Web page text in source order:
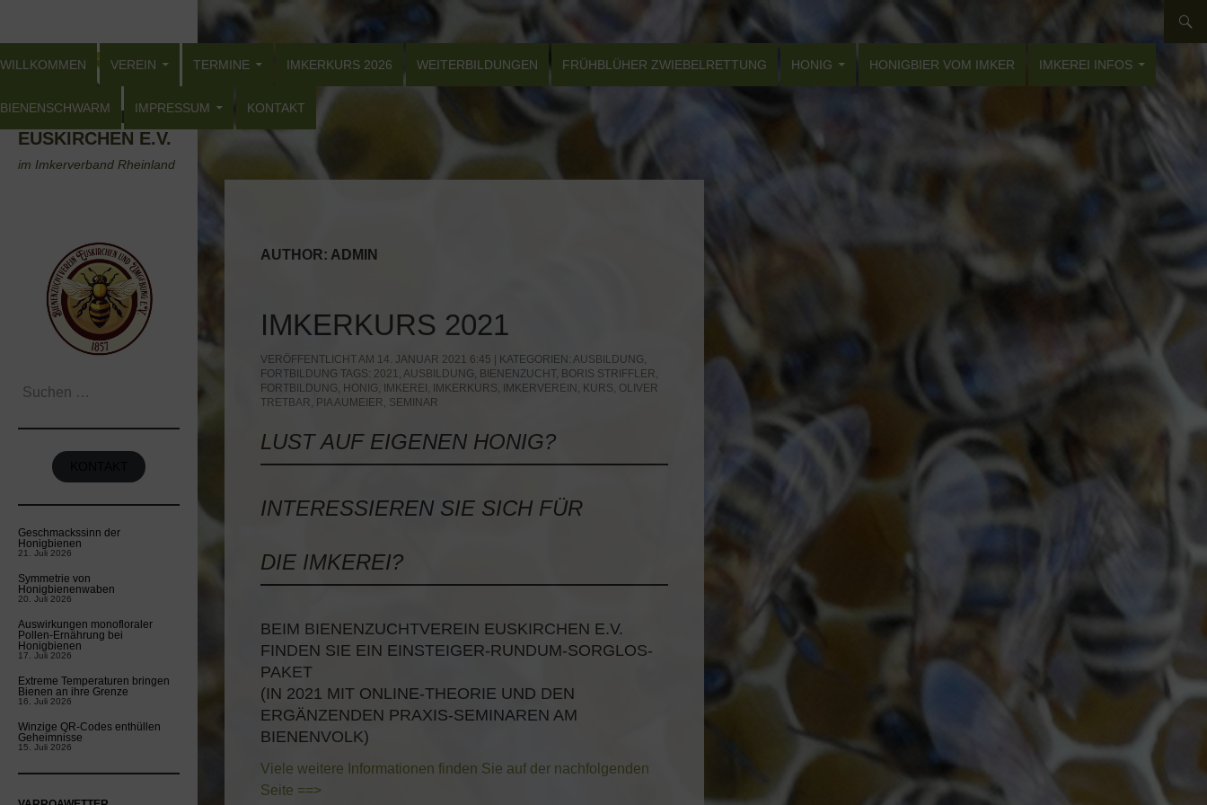
BIENENZUCHTVEREIN
EUSKIRCHEN E.V.
im Imkerverband Rheinland
ZUM INHALT SPRINGEN
WILLKOMMEN
VEREIN TERMINE IMKERKURS 2026 WEITERBILDUNGEN FRÜHBLÜHER ZWIEBELRETTUNG HONIG HONIGBIER VOM IMKER IMKEREI INFOS
BIENENSCHWARM IMPRESSUM KONTAKT
AUTHOR: ADMIN
IMKERKURS 2021
VERÖFFENTLICHT AM 14. JANUAR 2021 6:45 | KATEGORIEN: AUSBILDUNG,
FORTBILDUNG TAGS: 2021, AUSBILDUNG, BIENENZUCHT, BORIS STRIFFLER,
FORTBILDUNG, HONIG, IMKEREI , IMKERKURS, IMKERVEREIN , KURS, OLIVER
TRETBAR, PIA AUMEIER, SEMINAR
LUST AUF EIGENEN HONIG?
INTERESSIEREN SIE SICH FÜR
DIE IMKEREI?
BEIM BIENENZUCHTVEREIN EUSKIRCHEN E.V.
FINDEN SIE EIN EINSTEIGER-RUNDUM-SORGLOS-
PAKET
(IN 2021 MIT ONLINE-THEORIE UND DEN
ERGÄNZENDEN PRAXIS-SEMINAREN AM
BIENENVOLK)
Viele weitere Informationen finden Sie auf der nachfolgenden
Seite ==>
Suchen
nach:
Geschmackssinn der
Honigbienen
21. Juli 2026
Symmetrie von
Honigbienenwaben
20. Juli 2026
Auswirkungen monofloraler
Pollen-Ernährung bei
Honigbienen
17. Juli 2026
Extreme Temperaturen bringen
Bienen an ihre Grenze
16. Juli 2026
Winzige QR-Codes enthüllen
Geheimnisse
15. Juli 2026